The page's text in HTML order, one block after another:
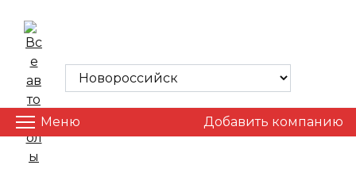
content
Меню Добавить компанию